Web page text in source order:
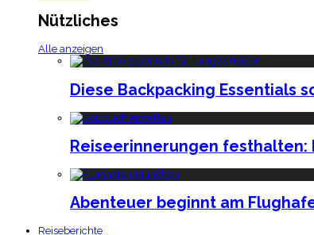
Nützliches
Alle anzeigen
Diese Backpacking Essentials
Reiseerinnerungen festhalten:
Abenteuer beginnt am
Reiseberichte